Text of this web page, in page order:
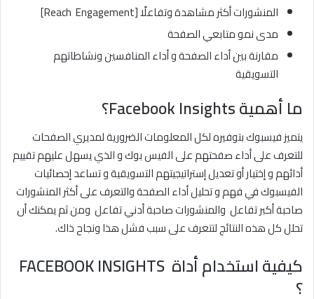
المنشورات أكثر مشاهدة وتفاعلًا [Reach Engagement]
مدى نمو متابعي الصفحة
مقارنة بين أداء الصفحة و أداء المنافسين ونشاطاتهم
التسويقية
ما أهميةFacebook Insights؟
يتميز فيسبوك بتوفيره لكل المعلومات الضرورية لمديري الصفحات
للتعرف على أداء صفحتهم على الفيس بوك و الذي يسهل عليهم تقييم
أدائهم و إختيار أو تعديل إستراتيجيتهم التسويقية و تساعد إحصائيات
الفيسبوك في فهم و تحليل أداء الصفحة والتعرف على أكثر المنشورات
صاحبة أكبر تفاعل والمنشورات صاحبة أدني تفاعل ومن ثم يمكنك أن
تحلل كل هذه النتائج لتتعرف على سبب فشل هذا ونجاح ذاك.
كيفية استخدام أداة FACEBOOK INSIGHTS
؟